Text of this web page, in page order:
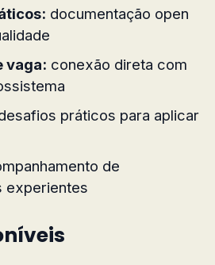
documentação open
vaga: conexão direta com
práticos para aplicar
de
experientes